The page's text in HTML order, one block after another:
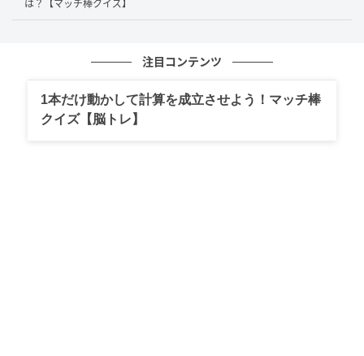
そして、マッチ棒を左に移動させて、左辺にある
すると…
は？【マッチ棒クイズ】
注目コンテンツ
1本だけ動かして計算を成立させよう！マッチ棒
クイズ【脳トレ】